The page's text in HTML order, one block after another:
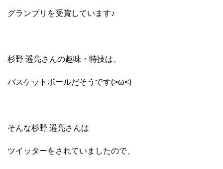
グランプリを受賞しています♪
杉野 遥亮さんの趣味・特技は、
バスケットボールだそうです(>ω<)
そんな杉野 遥亮さんは
ツイッターをされていましたので、